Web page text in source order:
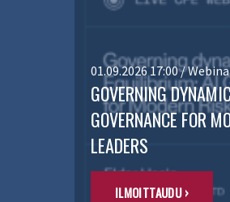
01.09.2026 17:00 /
GOVERNING
GOVERNANCE FOR
LEADERS
ILMOITTAUDU ›